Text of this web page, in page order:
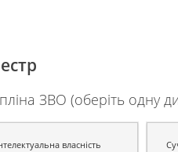
ЗВО (оберіть одну
власність